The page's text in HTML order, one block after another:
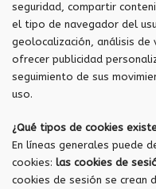
seguridad, compartir
el tipo de navegador del
geolocalización, análisis
ofrecer publicidad
seguimiento de sus
uso.
¿Qué tipos de cookies
En líneas generales puede
cookies: las cookies de
cookies de sesión se crean